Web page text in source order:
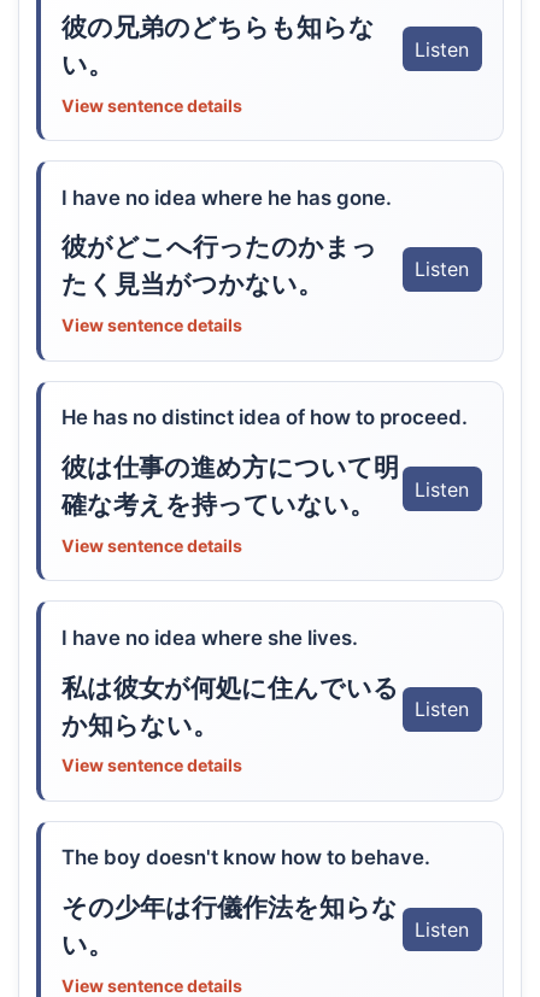
彼の兄弟のどちらも知らな
い。
Listen
View sentence details
I have no idea where he has gone.
彼がどこへ行ったのかまっ
たく見当がつかない。
Listen
View sentence details
He has no distinct idea of how to proceed.
彼は仕事の進め方について明
確な考えを持っていない。
Listen
View sentence details
I have no idea where she lives.
私は彼女が何処に住んでいる
か知らない。
Listen
View sentence details
The boy doesn't know how to behave.
その少年は行儀作法を知らな
い。
Listen
View sentence details